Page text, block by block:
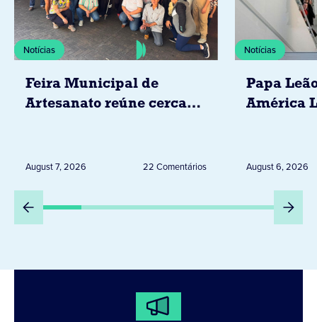
Notícias
Feira Municipal de
Artesanato reúne cerca
August 7, 2026 22 Comentários
Notícias
Papa
América
Peru
August 6, 2026